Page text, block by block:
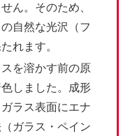
ん。そのため、
自然な光沢（フ
れます。
を溶かす前の原
しました。成形
ラス表面にエナ
ガラス・ペイン